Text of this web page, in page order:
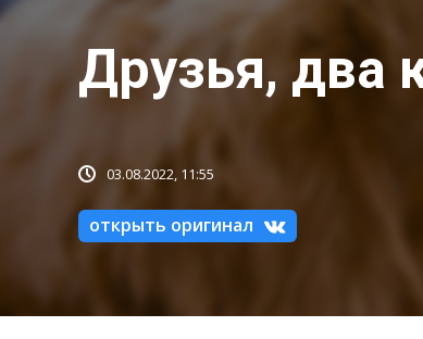
Друзья, два
03.08.2022, 11:55
открыть оригинал